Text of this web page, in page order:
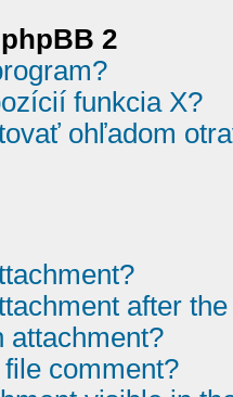
2
funkcia X?
ohľadom
after
attachment?
comment?